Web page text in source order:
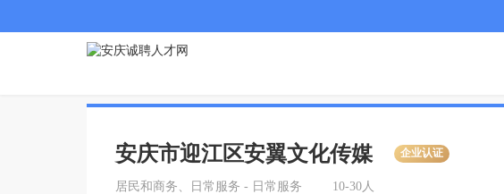
安庆市迎江区安翼文化传媒 企业认证
居民和商务、日常服务 - 日常服务 10-30人